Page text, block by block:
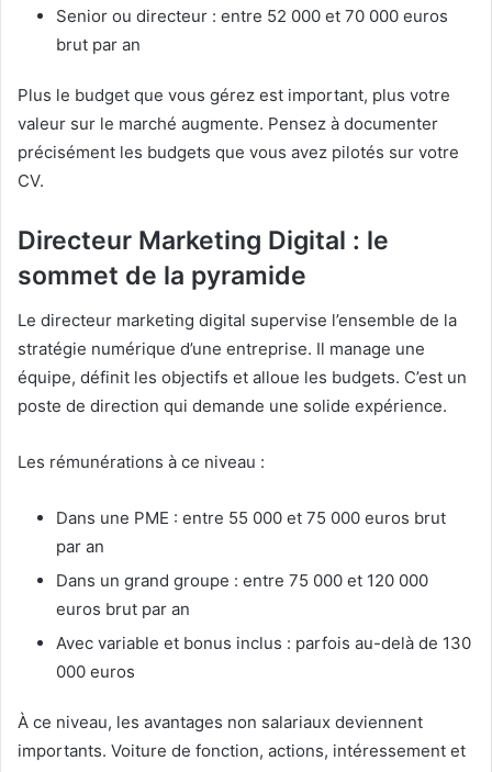
Senior ou directeur : entre 52 000 et 70 000 euros
brut par an
Plus le budget que vous gérez est important, plus votre
valeur sur le marché augmente. Pensez à documenter
précisément les budgets que vous avez pilotés sur votre
CV.
Directeur Marketing Digital : le
sommet de la pyramide
Le directeur marketing digital supervise l’ensemble de la
stratégie numérique d’une entreprise. Il manage une
équipe, définit les objectifs et alloue les budgets. C’est un
poste de direction qui demande une solide expérience.
Les rémunérations à ce niveau :
Dans une PME : entre 55 000 et 75 000 euros brut
par an
Dans un grand groupe : entre 75 000 et 120 000
euros brut par an
Avec variable et bonus inclus : parfois au-delà de 130
000 euros
À ce niveau, les avantages non salariaux deviennent
importants. Voiture de fonction, actions, intéressement et